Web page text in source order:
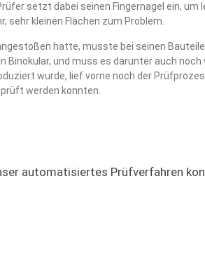
setzt dabei seinen Fingernagel ein,
sehr kleinen Flächen zum Problem.
hatte, musste bei seinen
und muss es darunter auch
wurde, lief vorne noch der
werden konnten.
automatisiertes Prüfverfahren